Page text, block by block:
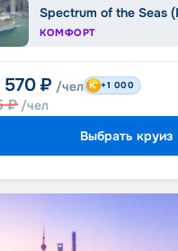
Spectrum of the Seas
КОМФОРТ
₽ /чел
₽ /чел
+1 000
Выбрать круиз